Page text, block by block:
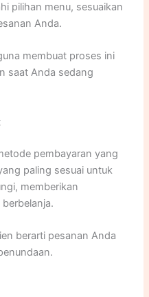
pilihan menu, sesuaikan
Anda.
membuat proses ini
saat Anda sedang
pembayaran yang
paling sesuai untuk
memberikan
berarti pesanan Anda